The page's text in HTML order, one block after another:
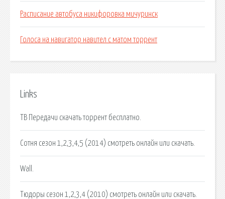
Расписание автобуса никифоровка мичуринск
Голоса на навигатор навител с матом торрент
Links
ТВ Передачи скачать торрент бесплатно.
Сотня сезон 1,2,3,4,5 (2014) смотреть онлайн или скачать.
Wall.
Тюдоры сезон 1,2,3,4 (2010) смотреть онлайн или скачать.